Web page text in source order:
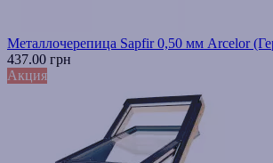
Металлочерепица Sapfir 0,50 мм Arcelor
437.00 грн
Акция